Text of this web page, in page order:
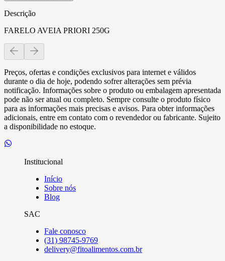
Descrição
FARELO AVEIA PRIORI 250G
Preços, ofertas e condições exclusivos para internet e válidos
durante o dia de hoje, podendo sofrer alterações sem prévia
notificação. Informações sobre o produto ou embalagem apresentada
pode não ser atual ou completo. Sempre consulte o produto físico
para as informações mais precisas e avisos. Para obter informações
adicionais, entre em contato com o revendedor ou fabricante. Sujeito
a disponibilidade no estoque.
Institucional
Início
Sobre nós
Blog
SAC
Fale conosco
(31) 98745-9769
delivery@fitoalimentos.com.br